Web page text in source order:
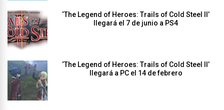
‘The Legend of Heroes: Trails of Cold Steel II’
llegará el 7 de junio a PS4
‘The Legend of Heroes: Trails of Cold Steel II’
llegará a PC el 14 de febrero